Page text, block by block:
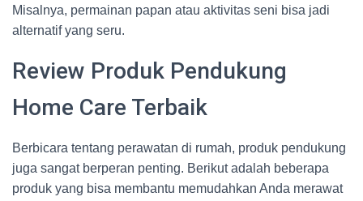
Misalnya, permainan papan atau aktivitas seni bisa jadi
alternatif yang seru.
Review Produk Pendukung
Home Care Terbaik
Berbicara tentang perawatan di rumah, produk pendukung
juga sangat berperan penting. Berikut adalah beberapa
produk yang bisa membantu memudahkan Anda merawat